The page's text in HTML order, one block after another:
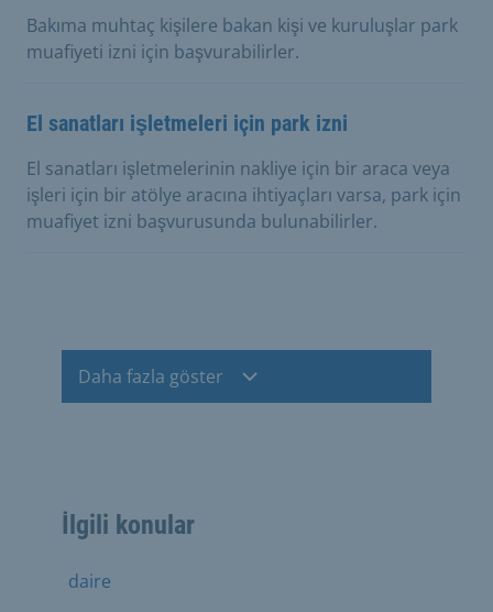
Bakıma muhtaç kişilere bakan kişi ve kuruluşlar park
muafiyeti izni için başvurabilirler.
El sanatları işletmeleri için park izni
El sanatları işletmelerinin nakliye için bir araca veya
işleri için bir atölye aracına ihtiyaçları varsa, park için
muafiyet izni başvurusunda bulunabilirler.
Daha fazla göster
İlgili konular
daire